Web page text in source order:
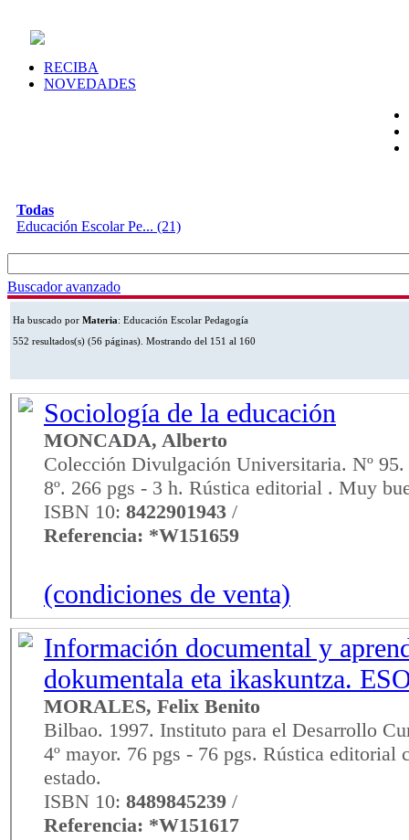
RECIBA
NOVEDADES
Todas
Educación Escolar Pe... (21)
Buscador avanzado
Ha buscado por Materia: Educación Escolar Pedagogía
552 resultados(s) (56 páginas). Mostrando del 151 al 160
Sociología de la educación
MONCADA, Alberto
Colección Divulgación Universitaria. Nº
8º. 266 pgs - 3 h. Rústica editorial . Muy
ISBN 10: 8422901943 /
Referencia: *W151659
(condiciones de venta)
Información documental y
dokumentala eta ikaskuntza.
MORALES, Felix Benito
Bilbao. 1997. Instituto para el Desarrollo
4º mayor. 76 pgs - 76 pgs. Rústica editorial
estado.
ISBN 10: 8489845239 /
Referencia: *W151617